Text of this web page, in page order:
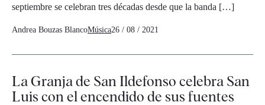
septiembre se celebran tres décadas desde que la banda […]
Andrea Bouzas BlancoMúsica26 / 08 / 2021
La Granja de San Ildefonso celebra San
Luis con el encendido de sus fuentes